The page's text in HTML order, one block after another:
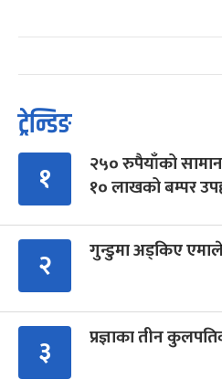
ट्रेन्डिङ
१
२५० रुपैयाँको
१० लाखको बम्पर
२ गुन्डुमा अड्किए
३ प्रज्ञाका तीन